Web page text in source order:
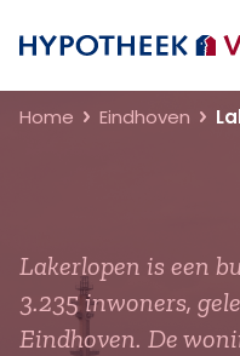
Terug naar home
Home Eindhoven
Lakerlopen is een
3.235 inwoners,
Eindhoven. De